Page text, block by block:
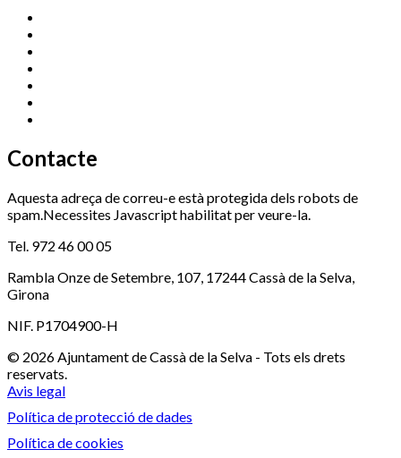
Contacte
Aquesta adreça de correu-e està protegida dels robots de
spam.Necessites Javascript habilitat per veure-la.
Tel. 972 46 00 05
Rambla Onze de Setembre, 107, 17244 Cassà de la Selva,
Girona
NIF. P1704900-H
© 2026 Ajuntament de Cassà de la Selva - Tots els drets
reservats.
Avis legal
Política de protecció de dades
Política de cookies